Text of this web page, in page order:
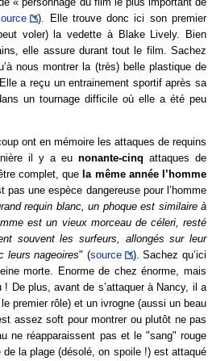
). Elle trouve donc ici son premier
voler) la vedette à Blake Lively. Bien
elle assure durant tout le film. Sachez
nous montrer la (très) belle plastique de
a reçu un entrainement sportif après sa
un tournage difficile où elle a été peu
ont en mémoire les attaques de requins
il y a eunonante-cinq attaques de
complet, que la même année l’homme
pas une espèce dangereuse pour l’homme
requin blanc, un phoque est similaire à
est un vieux morceau de céleri, resté
souvent les surfeurs, allongés sur leur
leurs nageoires" (source
). Sachez qu’ici
morte. Enorme de chez énorme, mais
! De plus, avant de s’attaquer à Nancy, il a
premier rôle) et un ivrogne (aussi un beau
assez soft pour montrer ou plutôt ne pas
ne réapparaissent pas et le "sang" rouge
de la plage (désolé, on spoile !) est attaqué